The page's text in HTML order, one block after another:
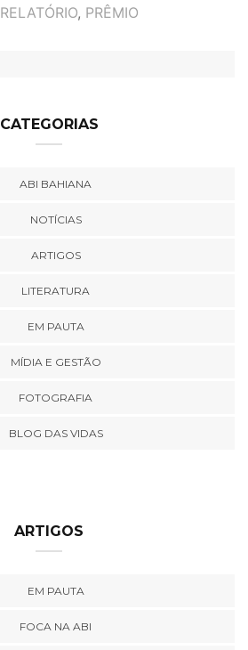
RELATÓRIO, PRÊMIO
CATEGORIAS
ABI BAHIANA
NOTÍCIAS
ARTIGOS
LITERATURA
EM PAUTA
MÍDIA E GESTÃO
FOTOGRAFIA
BLOG DAS VIDAS
ARTIGOS
EM PAUTA
FOCA NA ABI